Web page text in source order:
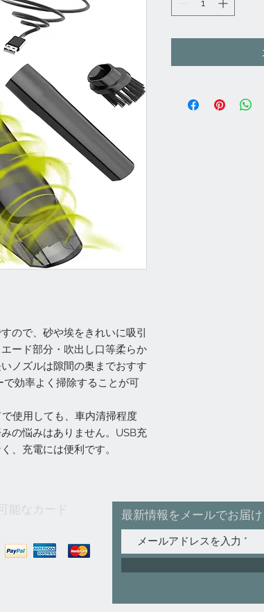
ので、砂や埃をきれいに吸引
ード部分・吹出し口等柔らか
ノズルは隙間の奥までおすす
効率よく掃除することが可
使用しても、車内清掃程度
の悩みはありません。USB充
、充電には便利です。
能なカード 最新情報をメールでお届